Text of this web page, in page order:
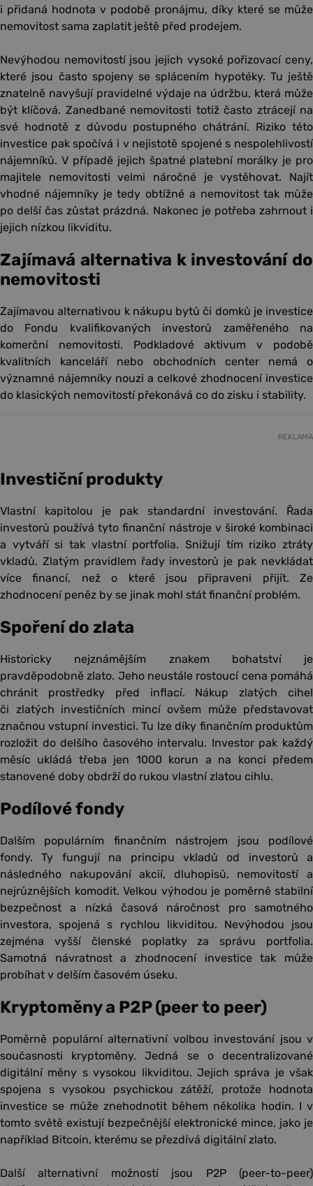
i přidaná hodnota v podobě pronájmu, díky které se může
nemovitost sama zaplatit ještě před prodejem.
Nevýhodou nemovitostí jsou jejich vysoké pořizovací ceny,
které jsou často spojeny se splácením hypotéky. Tu ještě
znatelně navyšují pravidelné výdaje na údržbu, která může
být klíčová. Zanedbané nemovitosti totiž často ztrácejí na
své hodnotě z důvodu postupného chátrání. Riziko této
investice pak spočívá i v nejistotě spojené s nespolehlivostí
nájemníků. V případě jejich špatné platební morálky je pro
majitele nemovitosti velmi náročné je vystěhovat. Najít
vhodné nájemníky je tedy obtížné a nemovitost tak může
po delší čas zůstat prázdná. Nakonec je potřeba zahrnout i
jejich nízkou likviditu.
Zajímavá alternativa k investování do
nemovitosti
Zajímavou alternativou k nákupu bytů či domků je investice
do Fondu kvalifikovaných investorů zaměřeného na
komerční nemovitosti. Podkladové aktivum v podobě
kvalitních kanceláří nebo obchodních center nemá o
významné nájemníky nouzi a celkové zhodnocení investice
do klasických nemovitostí překonává co do zisku i stability.
REKLAMA
Investiční produkty
Vlastní kapitolou je pak standardní investování. Řada
investorů používá tyto finanční nástroje v široké kombinaci
a vytváří si tak vlastní portfolia. Snižují tím riziko ztráty
vkladů. Zlatým pravidlem řady investorů je pak nevkládat
více financí, než o které jsou připraveni přijít. Ze
zhodnocení peněz by se jinak mohl stát finanční problém.
Spoření do zlata
Historicky nejznámějším znakem bohatství je
pravděpodobně zlato. Jeho neustále rostoucí cena pomáhá
chránit prostředky před inflací. Nákup zlatých cihel
či zlatých investičních mincí ovšem může představovat
značnou vstupní investici. Tu lze díky finančním produktům
rozložit do delšího časového intervalu. Investor pak každý
měsíc ukládá třeba jen 1000 korun a na konci předem
stanovené doby obdrží do rukou vlastní zlatou cihlu.
Podílové fondy
Dalším populárním finančním nástrojem jsou podílové
fondy. Ty fungují na principu vkladů od investorů a
následného nakupování akcií, dluhopisů, nemovitostí a
nejrůznějších komodit. Velkou výhodou je poměrně stabilní
bezpečnost a nízká časová náročnost pro samotného
investora, spojená s rychlou likviditou. Nevýhodou jsou
zejména vyšší členské poplatky za správu portfolia.
Samotná návratnost a zhodnocení investice tak může
probíhat v delším časovém úseku.
Kryptoměny a P2P (peer to peer)
Poměrně populární alternativní volbou investování jsou v
současnosti kryptoměny. Jedná se o decentralizované
digitální měny s vysokou likviditou. Jejich správa je však
spojena s vysokou psychickou zátěží, protože hodnota
investice se může znehodnotit během několika hodin. I v
tomto světě existují bezpečnější elektronické mince, jako je
například Bitcoin, kterému se přezdívá digitální zlato.
Další alternativní možností jsou P2P (peer-to-peer)